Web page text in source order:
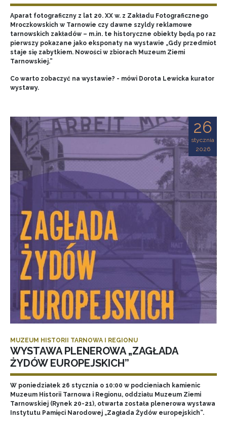
Aparat fotograficzny z lat 20. XX w. z Zakładu Fotograficznego
Mroczkowskich w Tarnowie czy dawne szyldy reklamowe
tarnowskich zakładów – m.in. te historyczne obiekty będą po raz
pierwszy pokazane jako eksponaty na wystawie „Gdy przedmiot
staje się zabytkiem. Nowości w zbiorach Muzeum Ziemi
Tarnowskiej.”
Co warto zobaczyć na wystawie? - mówi Dorota Lewicka kurator
wystawy.
26
stycznia
2026
MUZEUM HISTORII TARNOWA I REGIONU
WYSTAWA PLENEROWA „ZAGŁADA
ŻYDÓW EUROPEJSKICH”
W poniedziałek 26 stycznia o 10:00 w podcieniach kamienic
Muzeum Historii Tarnowa i Regionu, oddziału Muzeum Ziemi
Tarnowskiej (Rynek 20-21), otwarta została plenerowa wystawa
Instytutu Pamięci Narodowej „Zagłada Żydów europejskich”.